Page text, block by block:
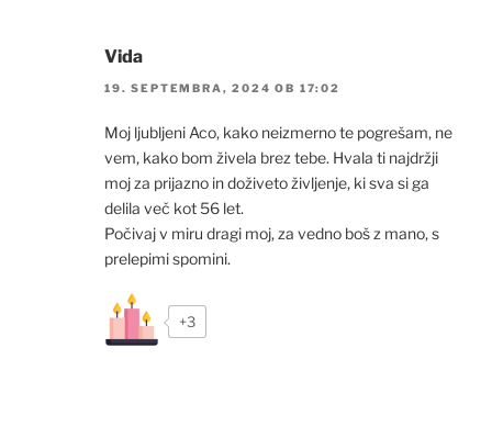
Vida
19. SEPTEMBRA, 2024 OB 17:02
Moj ljubljeni Aco, kako neizmerno te pogrešam, ne
vem, kako bom živela brez tebe. Hvala ti najdržji
moj za prijazno in doživeto življenje, ki sva si ga
delila več kot 56 let.
Počivaj v miru dragi moj, za vedno boš z mano, s
prelepimi spomini.
+3